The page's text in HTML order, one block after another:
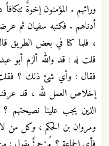
ورائهم . المؤمنون إخوةٌ
أدناهم . فكتبه سفيان ثم
، فلما كنا في بعض الطريق
قلت له : قد والله ألزم أبو
فقال : وأي شئ ذلك ؟
إخلاص العمل لله ، قد
الذين يجب علينا نصيحتهم
ومروان بن الحكم ، وكل من